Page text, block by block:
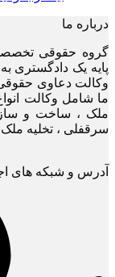
درباره ما
گروه حقوقی تخصصی
پایه یک دادگستری
وکالت دعاوی
ما شامل وکالت
ملک ، ساخت و ساز
سرقفلی ، تخلیه
آدرس و شبکه های